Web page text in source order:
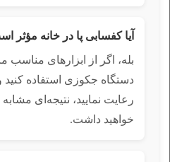
آیا کفسابی پا در خانه مؤثر
بله، اگر از ابزارهای مناسب
دستگاه جکوزی استفاده کنید
رعایت نمایید، نتیجه‌ای
خواهید داشت.